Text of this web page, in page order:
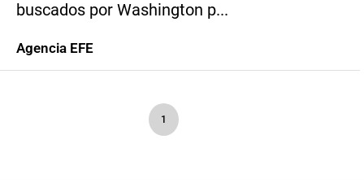
buscados por Washington p...
Agencia EFE
1